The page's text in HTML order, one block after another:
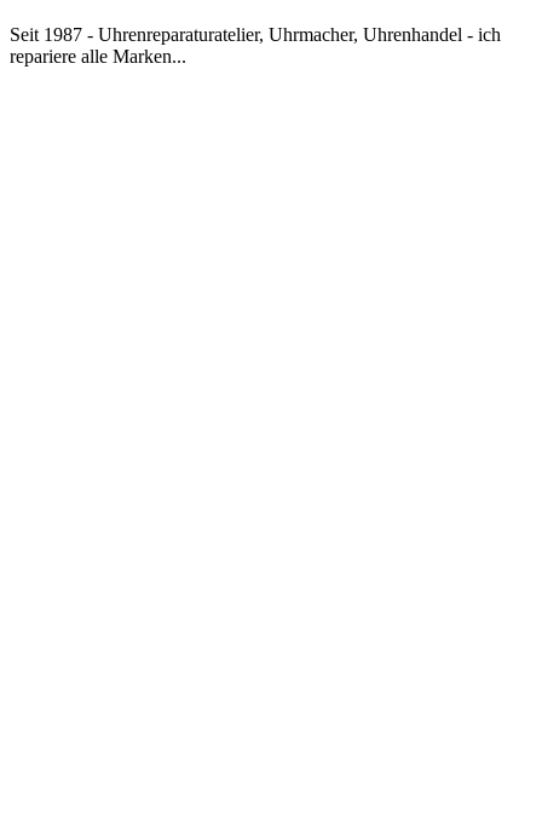
Seit 1987 - Uhrenreparaturatelier, Uhrmacher, Uhrenhandel - ich
repariere alle Marken...